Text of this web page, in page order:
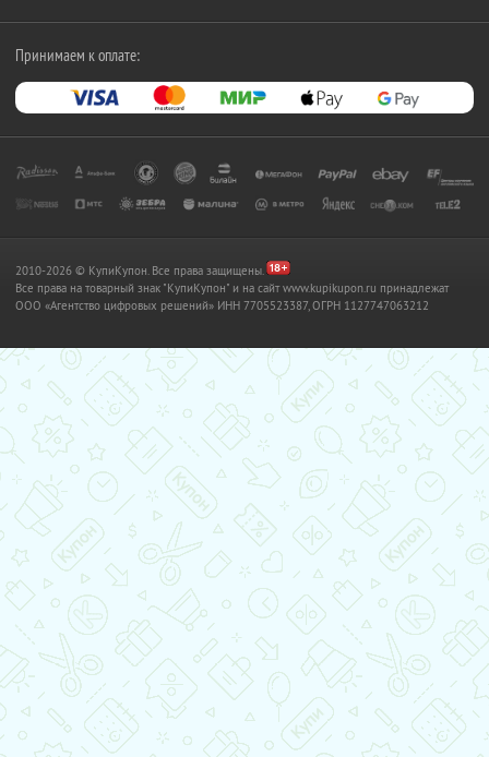
Принимаем к оплате:
2010-2026 © КупиКупон. Все права защищены.
Все права на товарный знак "КупиКупон" и на сайт www.kupikupon.ru принадлежат
OOO «Агентство цифровых решений» ИНН 7705523387, ОГРН 1127747063212